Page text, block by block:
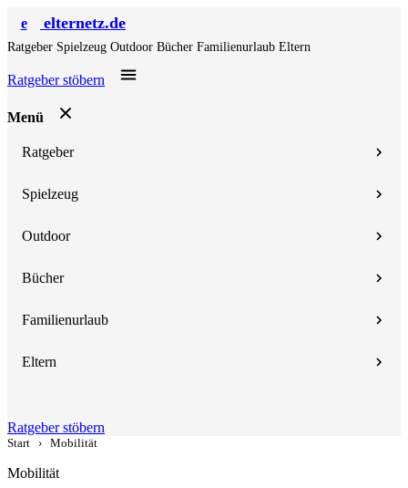
e elternetz.de
Ratgeber Spielzeug Outdoor Bücher Familienurlaub Eltern
Ratgeber stöbern
Menü
Ratgeber
Spielzeug
Outdoor
Bücher
Familienurlaub
Eltern
Ratgeber stöbern
Start › Mobilität
Mobilität